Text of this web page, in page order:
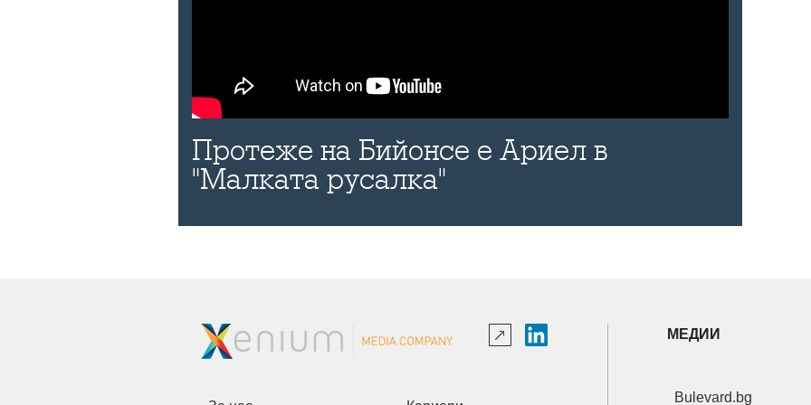
Протеже на Бийонсе е Ариел в
"Малката русалка"
МЕДИИ
Bulevard.bg